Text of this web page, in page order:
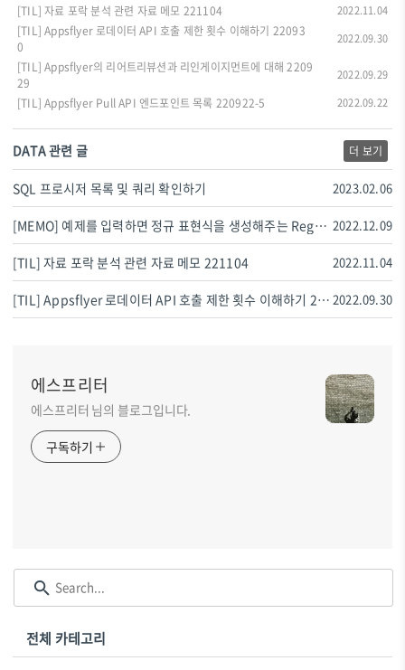
[TIL] 자료 포락 분석 관련 자료 메모 221104 2022.11.04
[TIL] Appsflyer 로데이터 API 호출 제한 횟수 이해하기 22093
0
2022.09.30
[TIL] Appsflyer의 리어트리뷰션과 리인게이지먼트에 대해 2209
29
2022.09.29
[TIL] Appsflyer Pull API 엔드포인트 목록 220922-5 2022.09.22
DATA 관련 글 더 보기
SQL 프로시저 목록 및 쿼리 확인하기 2023.02.06
[MEMO] 예제를 입력하면 정규 표현식을 생성해주는 Regex Generator 2022.12.09
[TIL] 자료 포락 분석 관련 자료 메모 221104 2022.11.04
[TIL] Appsflyer 로데이터 API 호출 제한 횟수 이해하기 220930 2022.09.30
에스프리터
에스프리터 님의 블로그입니다.
구독하기
전체 카테고리